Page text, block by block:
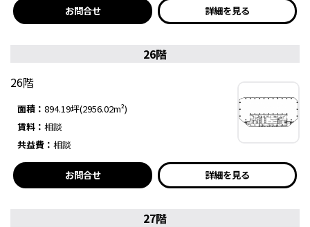
お問合せ 詳細を見る
26階
26階
面積： 894.19坪(2956.02m²)
賃料： 相談
共益費： 相談
お問合せ 詳細を見る
27階